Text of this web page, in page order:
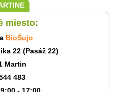
miesto:
BioŠujo
22 (Pasáž 22)
Martin
483
- 17:00